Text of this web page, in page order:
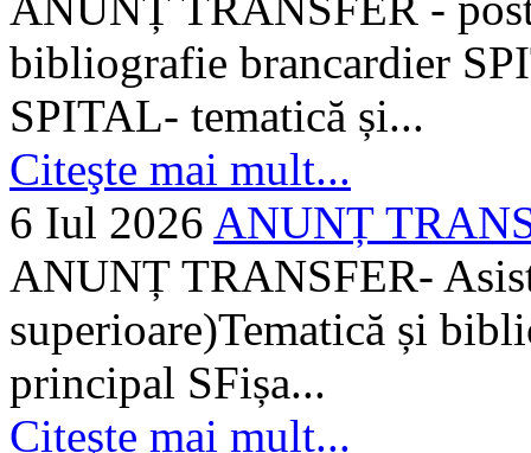
bibliografie brancardier
SPITAL- tematică și...
Citeşte mai mult...
6 Iul 2026 ANUNȚ
ANUNȚ TRANSFER-
superioare)Tematică și
principal SFișa...
Citeşte mai mult...